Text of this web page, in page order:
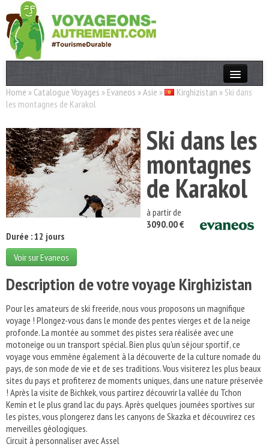
Actualités
Destinations
Acteurs
Thèmes
Home » Catalogue Voyages » Evaneos »Asie » Kirghizistan » Ski dans
les montagnes de Karakol
Ski dans les
montagnes
de Karakol
à partir de
3090.00 €
Durée : 12 jours
Voir sur Evaneos
Description de votre voyage Kirghizistan
Pour les amateurs de ski freeride, nous vous proposons un magnifique
voyage ! Plongez-vous dans le monde des pentes vierges et de la neige
profonde. La montée au sommet des pistes sera réalisée avec une
motoneige ou un transport spécial. Bien plus qu'un séjour sportif, ce
voyage vous emmène également à la découverte de la culture nomade du
pays, de son mode de vie et de ses traditions. Vous visiterez les plus beaux
sites du pays et profiterez de moments uniques, dans une nature préservée
! Après la visite de Bichkek, vous partirez découvrir la vallée du Tchon
Kemin et le plus grand lac du pays. Après quelques journées sportives sur
les pistes, vous plongerez dans les canyons de Skazka et découvrirez ces
merveilles géologiques.
Circuit à personnaliser avec Assel